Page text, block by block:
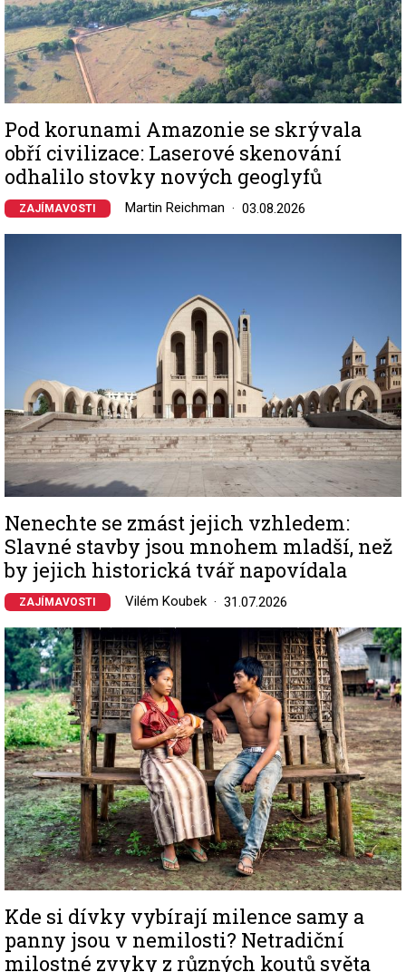
Pod korunami Amazonie se skrývala
obří civilizace: Laserové skenování
odhalilo stovky nových geoglyfů
ZAJÍMAVOSTI Martin Reichman 03.08.2026
Nenechte se zmást jejich vzhledem:
Slavné stavby jsou mnohem mladší, než
by jejich historická tvář napovídala
ZAJÍMAVOSTI Vilém Koubek 31.07.2026
Image
Kde si dívky vybírají milence samy a
panny jsou v nemilosti? Netradiční
milostné zvyky z různých koutů světa